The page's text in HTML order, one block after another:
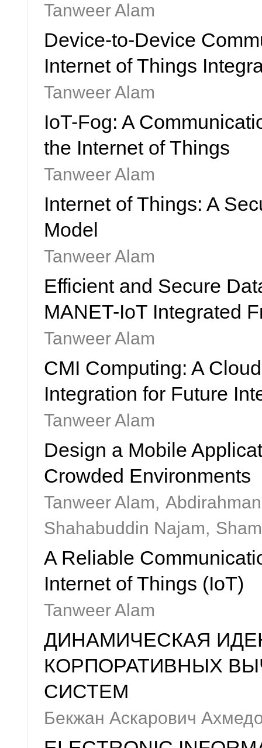
Tanweer Alam
Device-to-Device
Internet of Things
Tanweer Alam
IoT-Fog: A
the Internet of Things
Tanweer Alam
Internet of Things: A
Model
Tanweer Alam
Efficient and Secure
MANET-IoT Integrated
Tanweer Alam
CMI Computing: A
Integration for Future
Tanweer Alam
Design a Mobile
Crowded Environments
Tanweer Alam,
Shahabuddin Najam,
A Reliable
Internet of Things (IoT)
Tanweer Alam
ДИНАМИЧЕСКАЯ
КОРПОРАТИВНЫХ
СИСТЕМ
Бекжан Аскарович